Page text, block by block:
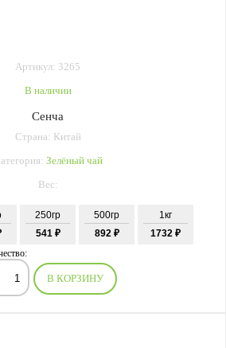
Артикул: 3265
В наличии
Сенча
Страна: Китай
Зелёный чай
Вес:
250гр
541 ₽
500гр
892 ₽
1кг
1732 ₽
В КОРЗИНУ